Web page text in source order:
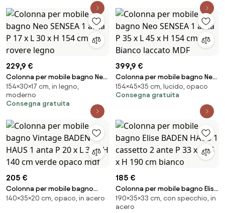
229,9 €
Colonna per mobile bagno Neo
SENSEA 1 anta P 17 x L 30 x H 154
cm rovere legno
154×30×17 cm, in legno,
moderno
Consegna gratuita
399,9 €
Colonna per mobile bagno Neo
SENSEA 1 anta P 35 x L 45 x H 154
cm Bianco laccato MDF
154×45×35 cm, lucido, opaco
Consegna gratuita
205 €
Colonna per mobile bagno
Vintage BADEN HAUS 1 anta P 20
140×35×20 cm, opaco, in acero
185 €
Colonna per mobile bagno Elise
BADEN HAUS 1 cassetto 2 ante P
33 x L 35 x H 190 cm bianco
190×35×33 cm, con specchio, in
acero